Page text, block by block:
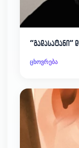
“გადასატანი”
ცხოვრება